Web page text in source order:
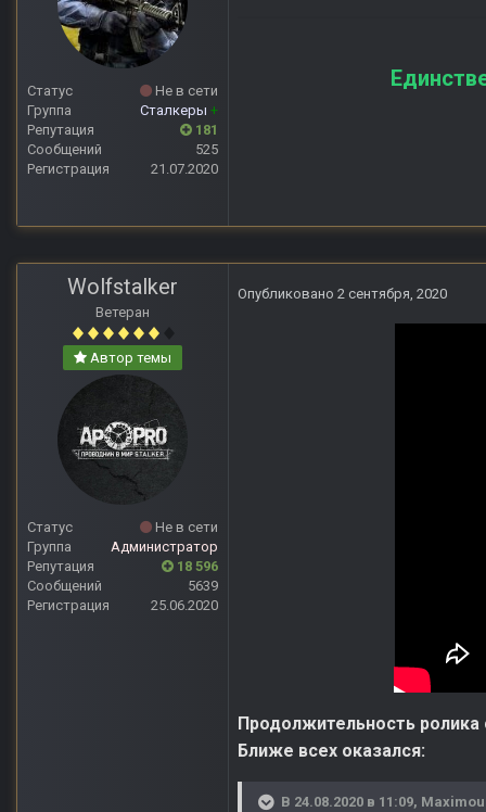
Статус
Не в сети
Группа
Сталкеры +
Репутация
181
Сообщений
525
Регистрация
21.07.2020
Wolfstalker
Ветеран
Автор темы
Статус
Не в сети
Группа
Администратор
Репутация
18 596
Сообщений
5639
Регистрация
25.06.2020
Опубликовано 2 сентября, 2020
Продолжительность ролика
Ближе всех оказался:
В 24.08.2020 в 11:09,